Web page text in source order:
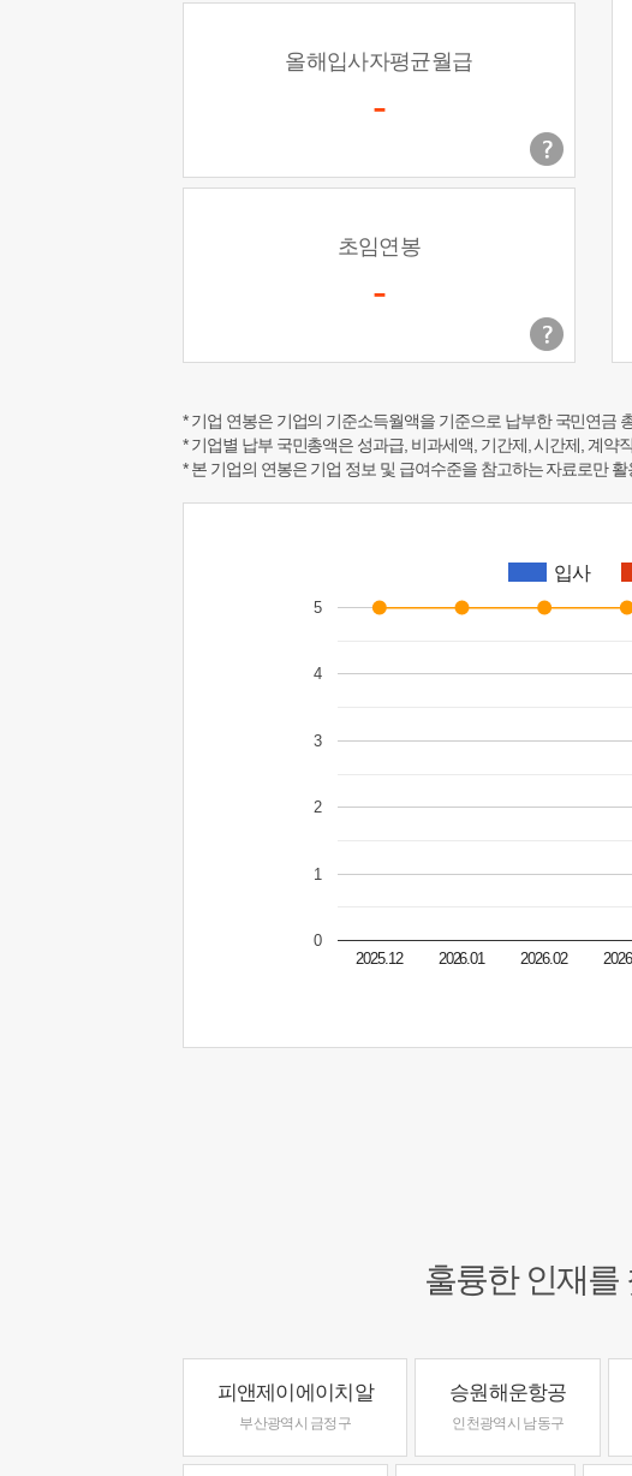
올해입사자평균월급
-
초임연봉
-
* 기업 연봉은 기업의 기준소득월액을 기준으로 납부한 국민연금
* 기업별 납부 국민총액은 성과급, 비과세액, 기간제, 시간제, 계
* 본 기업의 연봉은 기업 정보 및 급여수준을 참고하는 자료로만
입사
2025.12 2026.01 2026.02
0
1
2
3
4
5
훌륭한 인재를
피앤제이에이치알
부산광역시 금정구
승원해운항공
인천광역시 남동구